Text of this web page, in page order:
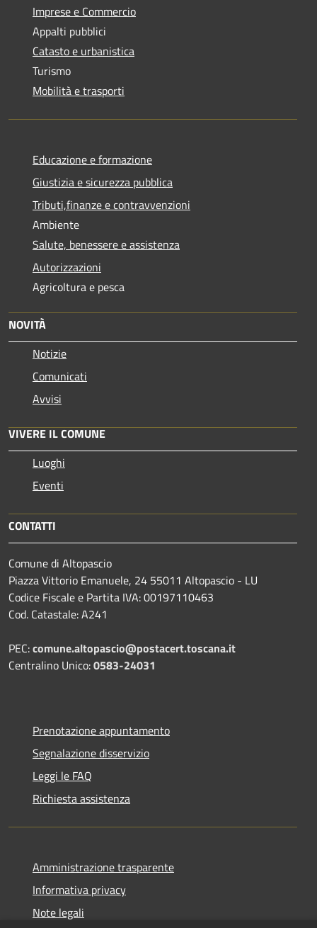
Imprese e Commercio
Appalti pubblici
Catasto e urbanistica
Turismo
Mobilità e trasporti
Educazione e formazione
Giustizia e sicurezza pubblica
Tributi,finanze e contravvenzioni
Ambiente
Salute, benessere e assistenza
Autorizzazioni
Agricoltura e pesca
NOVITÀ
Notizie
Comunicati
Avvisi
VIVERE IL COMUNE
Luoghi
Eventi
CONTATTI
Comune di Altopascio
Piazza Vittorio Emanuele, 24 55011 Altopascio - LU
Codice Fiscale e Partita IVA: 00197110463
Cod. Catastale: A241
PEC:comune.altopascio@postacert.toscana.it
Centralino Unico:0583-24031
Prenotazione appuntamento
Segnalazione disservizio
Leggi le FAQ
Richiesta assistenza
Amministrazione trasparente
Informativa privacy
Note legali